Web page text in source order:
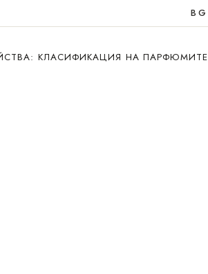
BG
КЛАСИФИКАЦИЯ НА ПАРФЮМИТЕ